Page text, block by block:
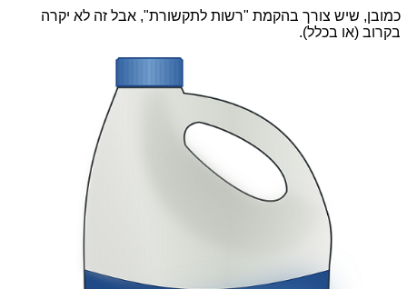
כמובן, שיש צורך בהקמת "רשות לתקשורת", אבל זה לא יקרה
בקרוב (או בכלל).